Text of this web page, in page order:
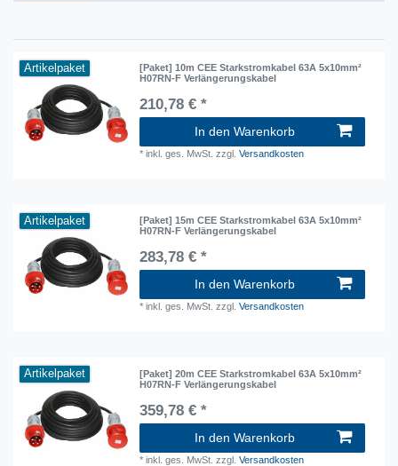
Artikelpaket
[Paket] 10m CEE Starkstromkabel 63A 5x10mm²
H07RN-F Verlängerungskabel
210,78 € *
In den Warenkorb
*inkl. ges. MwSt. zzgl.Versandkosten
Artikelpaket
[Paket] 15m CEE Starkstromkabel 63A 5x10mm²
H07RN-F Verlängerungskabel
283,78 € *
In den Warenkorb
*inkl. ges. MwSt. zzgl.Versandkosten
Artikelpaket
[Paket] 20m CEE Starkstromkabel 63A 5x10mm²
H07RN-F Verlängerungskabel
359,78 € *
In den Warenkorb
*inkl. ges. MwSt. zzgl.Versandkosten